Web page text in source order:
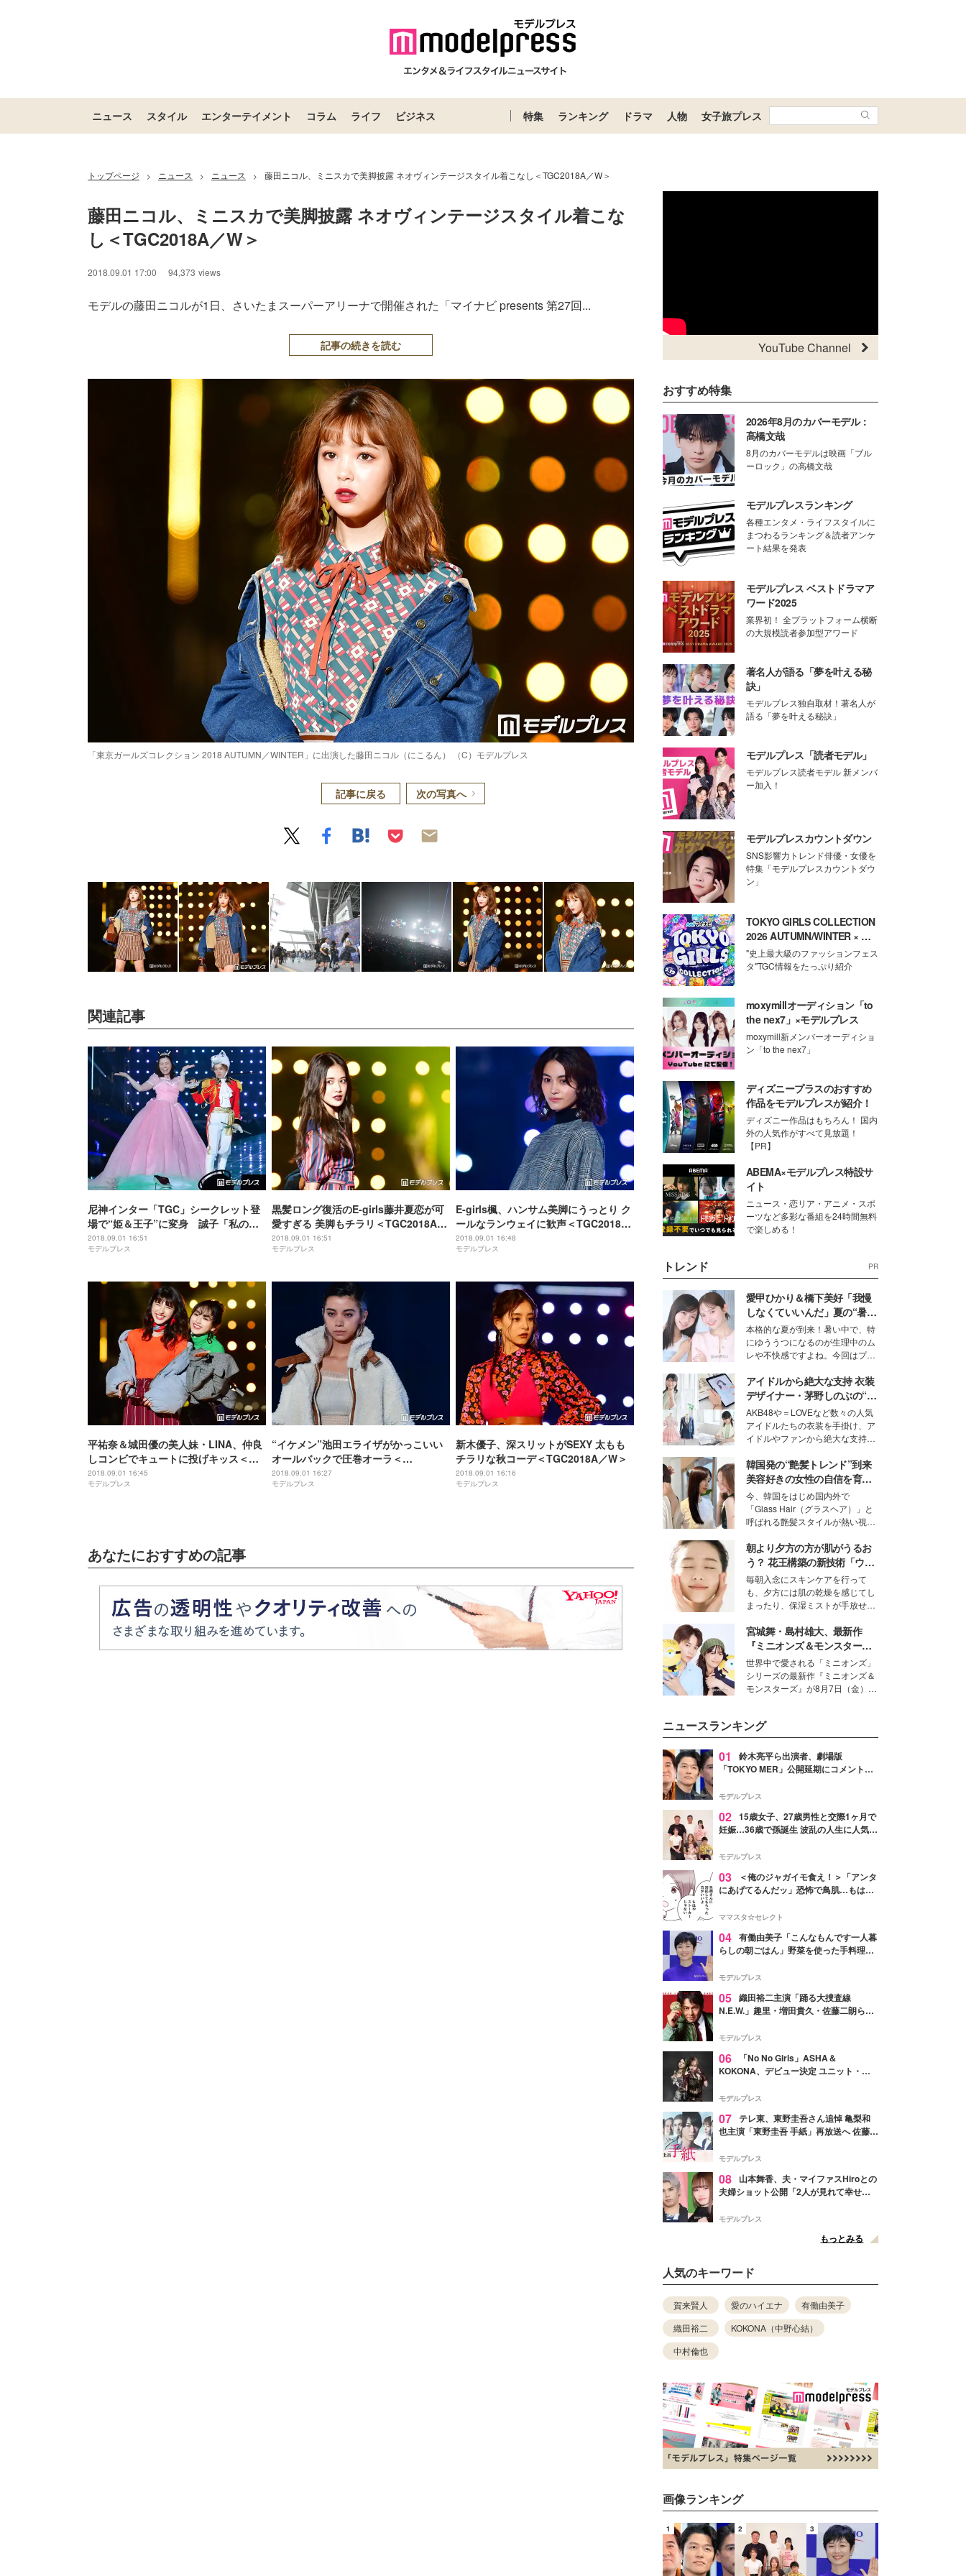
ニュース スタイル エンターテイメント コラム ライフ ビジネス 特集 ランキング ドラマ 人物 女子旅プレス
トップページ > ニュース > ニュース > 藤田ニコル、ミニスカで美脚披露 ネオヴィンテージスタイル着こなし＜TGC2018A／W＞
藤田ニコル、ミニスカで美脚披露 ネオヴィンテージスタイル着こな
し＜TGC2018A／W＞
2018.09.01 17:00 94,373 views
モデルの藤田ニコルが1日、さいたまスーパーアリーナで開催された「マイナビ presents 第27回...
記事の続きを読む
「東京ガールズコレクション 2018 AUTUMN／WINTER」に出演した藤田ニコル（にこるん） （C）モデルプレス
記事に戻る 次の写真へ
関連記事
尼神インター「TGC」シークレット登
場で“姫＆王子”に変身 誠子「私の居
場所ってここやったんや」＜
TGC2018A／W＞
2018.09.01 16:51
モデルプレス
黒髪ロング復活のE-girls藤井夏恋が可
愛すぎる 美脚もチラリ＜TGC2018A／
W＞
2018.09.01 16:51
モデルプレス
E-girls楓、ハンサム美脚にうっとり ク
ールなランウェイに歓声＜TGC2018A
／W＞
2018.09.01 16:48
モデルプレス
平祐奈＆城田優の美人妹・LINA、仲良
しコンビでキュートに投げキッス＜
TGC2018A／W＞
2018.09.01 16:45
モデルプレス
“イケメン”池田エライザがかっこいい
オールバックで圧巻オーラ＜
TGC2018A／W＞
2018.09.01 16:27
モデルプレス
新木優子、深スリットがSEXY 太もも
チラリな秋コーデ＜TGC2018A／W＞
2018.09.01 16:16
モデルプレス
あなたにおすすめの記事
YouTube Channel
おすすめ特集
2026年8月のカバーモデル：
高橋文哉
8月のカバーモデルは映画「ブル
ーロック」の高橋文哉
モデルプレスランキング
各種エンタメ・ライフスタイルに
まつわるランキング＆読者アンケ
ート結果を発表
モデルプレス ベストドラマア
ワード2025
業界初！ 全プラットフォーム横断
の大規模読者参加型アワード
著名人が語る「夢を叶える秘
訣」
モデルプレス独自取材！著名人が
語る「夢を叶える秘訣」
モデルプレス「読者モデル」
モデルプレス読者モデル 新メンバ
ー加入！
モデルプレスカウントダウン
SNS影響力トレンド俳優・女優を
特集「モデルプレスカウントダウ
ン」
TOKYO GIRLS COLLECTION
2026 AUTUMN/WINTER × モ
デルプレス
"史上最大級のファッションフェス
タ"TGC情報をたっぷり紹介
moxymillオーディション「to
the nex7」×モデルプレス
moxymill新メンバーオーディショ
ン「to the nex7」
ディズニープラスのおすすめ
作品をモデルプレスが紹介！
ディズニー作品はもちろん！ 国内
外の人気作がすべて見放題！
【PR】
ABEMA×モデルプレス特設サ
イト
ニュース・恋リア・アニメ・スポ
ーツなど多彩な番組を24時間無料
で楽しめる！
トレンド PR
愛甲ひかり＆橋下美好「我慢
しなくていいんだ」夏の“暑さ
対策”の新しい選択肢とは？
本格的な夏が到来！暑い中で、特
にゆううつになるのが生理中のム
レや不快感ですよね。今回はプラ
モデル・愛甲ひかりさんと橋下美
好さんを迎えて本音で女子会トー
ク。猛暑のお出かけを快適に過ご
すヒントや、2人が感動した夏の
生理の新常識にも迫りました。
アイドルから絶大な支持 衣装
デザイナー・茅野しのぶの“可
愛い”を作る美学＜「シチズン
クロスシー」インタビュー＞
AKB48や＝LOVEなど数々の人気
アイドルたちの衣装を手掛け、ア
イドルやファンから絶大な支持を
取締役兼クリエイティブディレク
ター・茅野しのぶ。一人ひとりの
個性に寄り添い、魅力を引き出す
衣装作りは、多くの女性たちに勇
気と自信を与え続けている。
韓国発の“艶髪トレンド”到来
美容好きの女性の自信を育む
「ヘアケア事情」って？
今、韓国をはじめ国内外で
「Glass Hair（グラスヘア）」と
呼ばれる艶髪スタイルが熱い視線
ションの完成度を高めるベースと
して、“髪そのものの美しさ”に改
めて注目する人が増えている様
子。今回は、そんな憧れの艶やか
な髪を日常で叶える、美容好きの
女性たちのヘアケア事情を紹介し
ます。
朝より夕方の方が肌がうるお
う？ 花王構築の新技術「ウォ
ーターキャプチャリングスキ
ン（捕水肌）」がスキンケア
の常識を変える予感
毎朝入念にスキンケアを行って
も、夕方には肌の乾燥を感じてし
まったり、保湿ミストが手放せな
な美容の常識を大きく変える可能
性を秘めた、革新的な「Water
Capturing Skin（ウォーターキャ
プチャリングスキン：捕水肌）」
技術を、花王が構築した。
宮城舞・島村雄大、最新作
『ミニオンズ＆モンスター
ズ』の魅力熱弁 ハチャメチャ
だけじゃない“友情と絆”に感
動
世界中で愛される「ミニオンズ」
シリーズの最新作『ミニオンズ＆
モンスターズ』が8月7日（金）に
デルの宮城舞と島村雄大の特別対
談をお届け！それぞれの視点か
ら、今作ならではの魅力や予想外
の感動をもたらす奥深いストーリ
た。
ニュースランキング
01
鈴木亮平ら出演者、劇場版
「TOKYO MER」公開延期にコメント
最大の敬意とエールを」
モデルプレス
02 15歳女子、27歳男性と交際1ヶ月で
妊娠…36歳で孫誕生 波乱の人生に人気タ
よ！」
モデルプレス
03
＜俺のジャガイモ食え！＞「アンタ
にあげてるんだッ」恐怖で鳥肌…もはや
ママスタ☆セレクト
04 有働由美子「こんなもんです一人暮
らしの朝ごはん」野菜を使った手料理公
そう」と反響
モデルプレス
05 織田裕二主演「踊る大捜査線
N.E.W.」趣里・増田貴久・佐藤二朗ら新
徴する“謎のキーワード”も
モデルプレス
06
「No No Girls」ASHA＆
KOKONA、デビュー決定 ユニット・
リリースへ
モデルプレス
07 テレ東、東野圭吾さん追悼 亀梨和
也主演「東野圭吾 手紙」再放送へ 佐藤隆
モデルプレス
08
山本舞香、夫・マイファスHiroとの
夫婦ショット公開「2人が見れて幸せ」
モデルプレス
もっとみる
人気のキーワード
賀来賢人 愛のハイエナ
有働由美子
織田裕二
KOKONA（中野心結）
中村倫也
画像ランキング
1 2 3